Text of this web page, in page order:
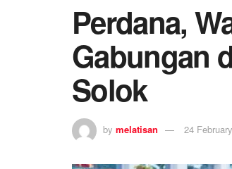
Perdana,
Gabungan
Solok
by melatisan 24